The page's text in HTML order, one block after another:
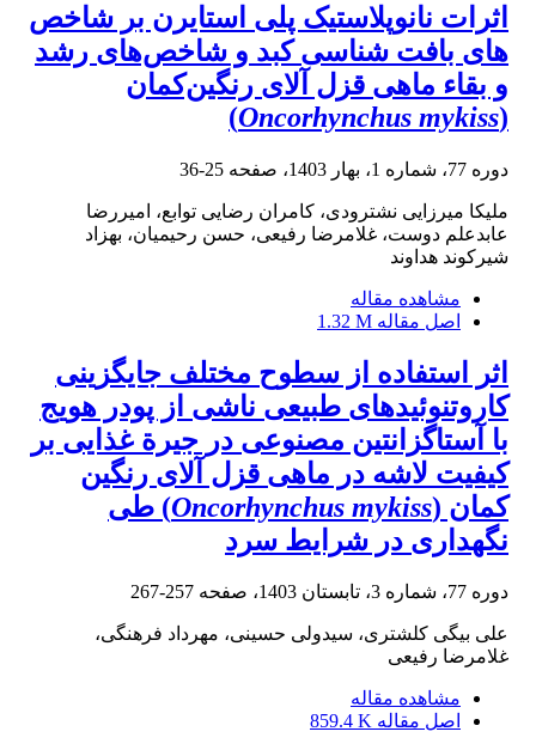
اثرات نانوپلاستیک پلی استایرن بر شاخص
های بافت شناسی کبد و شاخص‌های رشد
و بقاء ماهی قزل آلای رنگین‌کمان
(
Oncorhynchus mykiss
)
دوره 77، شماره 1، بهار 1403، صفحه 25-36
ملیکا میرزایی نشترودی، کامران رضایی توابع، امیررضا
عابدعلم دوست، غلامرضا رفیعی، حسن رحیمیان، بهزاد
شیرکوند هداوند
مشاهده مقاله
اصل مقاله 1.32 M
اثر استفاده از سطوح مختلف جایگزینی
کاروتنوئیدهای طبیعی ناشی از پودر هویج
با آستاگزانتین مصنوعی در جیرة غذایی بر
کیفیت لاشه در ماهی قزل‏ آلای رنگین
‏کمان (Oncorhynchus mykiss) طی
نگهداری در شرایط سرد
دوره 77، شماره 3، تابستان 1403، صفحه 257-267
علی بیگی کلشتری، سیدولی حسینی، مهرداد فرهنگی،
غلامرضا رفیعی
مشاهده مقاله
اصل مقاله 859.4 K